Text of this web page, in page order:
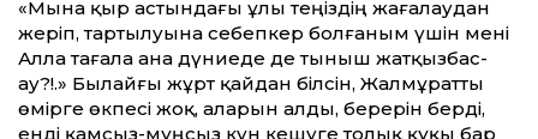
«Мына қыр астындағы ұлы теңіздің жағалау­дан
жеріп, тартылуына себепкер болғаным үшін мені
Алла тағала ана дүниеде де тыныш жатқызбас-
ау?!.» Былайғы жұрт қайдан білсін, Жалмұратты
өмірге өкпесі жоқ, аларын алды, берерін берді,
енді қамсыз-мұңсыз күн кешуге толық құқы бар